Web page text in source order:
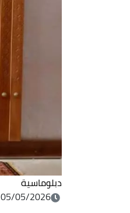
دبلوماسية
05/05/2026 - 13:30